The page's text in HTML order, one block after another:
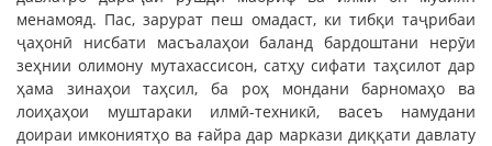
менамояд. Пас, зарурат пеш омадаст, ки тибқи таҷрибаи
ҷаҳонӣ нисбати масъалаҳои баланд бардоштани нерӯи
зеҳнии олимону мутахассисон, сатҳу сифати таҳсилот дар
ҳама зинаҳои таҳсил, ба роҳ мондани барномаҳо ва
лоиҳаҳои муштараки илмӣ-техникӣ, васеъ намудани
доираи имкониятҳо ва ғайра дар маркази диққати давлату